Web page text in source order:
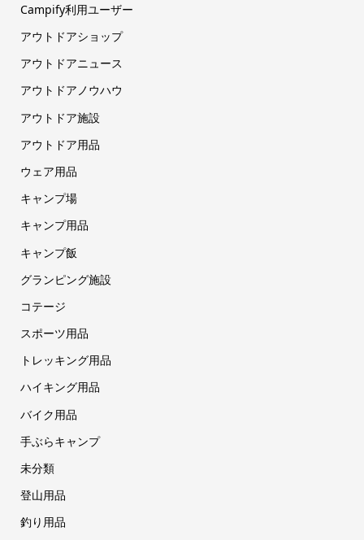
Campify利用ユーザー
アウトドアショップ
アウトドアニュース
アウトドアノウハウ
アウトドア施設
アウトドア用品
ウェア用品
キャンプ場
キャンプ用品
キャンプ飯
グランピング施設
コテージ
スポーツ用品
トレッキング用品
ハイキング用品
バイク用品
手ぶらキャンプ
未分類
登山用品
釣り用品